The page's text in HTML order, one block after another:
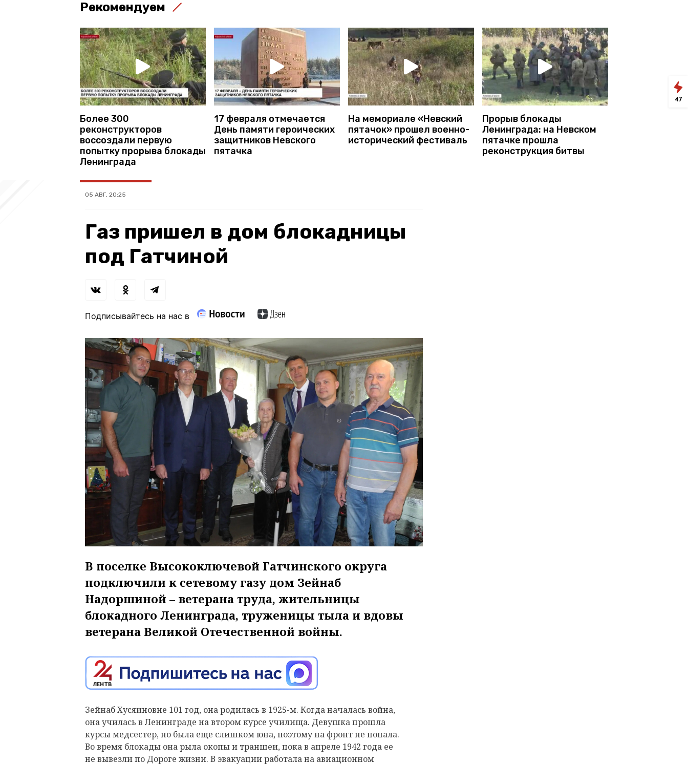
Рекомендуем
Более 300
реконструкторов
воссоздали первую
попытку прорыва блокады
Ленинграда
17 февраля отмечается
День памяти героических
защитников Невского
пятачка
На мемориале «Невский
пятачок» прошел военно-
исторический фестиваль
Прорыв блокады
Ленинграда: на Невском
пятачке прошла
реконструкция битвы
05 АВГ, 20:25
Газ пришел в дом блокадницы
под Гатчиной
Подписывайтесь на нас в
В поселке Высокоключевой Гатчинского округа
подключили к сетевому газу дом Зейнаб
Надоршиной – ветерана труда, жительницы
блокадного Ленинграда, труженицы тыла и вдовы
ветерана Великой Отечественной войны.
Зейнаб Хусяиновне 101 год, она родилась в 1925-м. Когда началась война,
она училась в Ленинграде на втором курсе училища. Девушка прошла
курсы медсестер, но была еще слишком юна, поэтому на фронт не попала.
Во время блокады она рыла окопы и траншеи, пока в апреле 1942 года ее
не вывезли по Дороге жизни. В эвакуации работала на авиационном
47